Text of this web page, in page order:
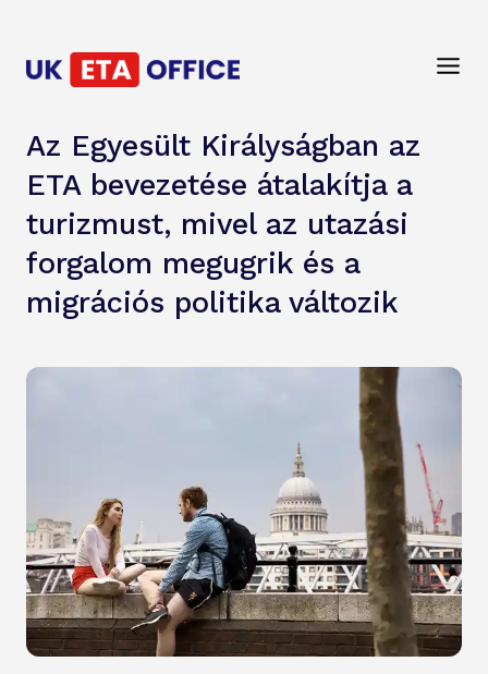
Az Egyesült Királyságban az
ETA bevezetése átalakítja a
turizmust, mivel az utazási
forgalom megugrik és a
migrációs politika változik